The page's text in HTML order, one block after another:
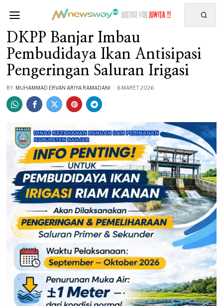
DKPP Banjar Imbau
Pembudidaya Ikan Antisipasi
Pengeringan Saluran Irigasi
BY MUHAMMAD ERVAN ARIYA RAMADANI 6 MARET 2026